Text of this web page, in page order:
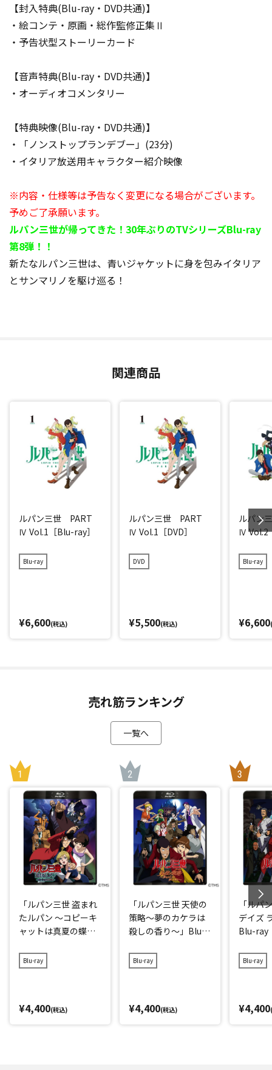
【封入特典(Blu-ray・DVD共通)】
・絵コンテ・原画・総作監修正集Ⅱ
・予告状型ストーリーカード
【音声特典(Blu-ray・DVD共通)】
・オーディオコメンタリー
【特典映像(Blu-ray・DVD共通)】
・「ノンストップランデブー」(23分)
・イタリア放送用キャラクター紹介映像
※内容・仕様等は予告なく変更になる場合がございます。
予めご了承願います。
ルパン三世が帰ってきた！30年ぶりのTVシリーズBlu-ray
第8弾！！
新たなルパン三世は、青いジャケットに身を包みイタリア
とサンマリノを駆け巡る！
関連商品
ルパン三世 PART
Ⅳ Vol.1［Blu-ray］
Blu-ray
¥6,600(税込)
ルパン三世 PART
Ⅳ Vol.1［DVD］
DVD
¥5,500(税込)
ルパン
Ⅳ Vol.2
Blu-ray
¥6,600
売れ筋ランキング
一覧へ
「ルパン三世 盗まれ
たルパン ～コピーキ
ャットは真夏の蝶
Blu-ray
¥4,400(税込)
「ルパン三世 天使の
策略～夢のカケラは
殺しの香り～」Blu-r
Blu-ray
¥4,400(税込)
「ルパ
デイズ
Blu-ray
Blu-ray
¥4,400